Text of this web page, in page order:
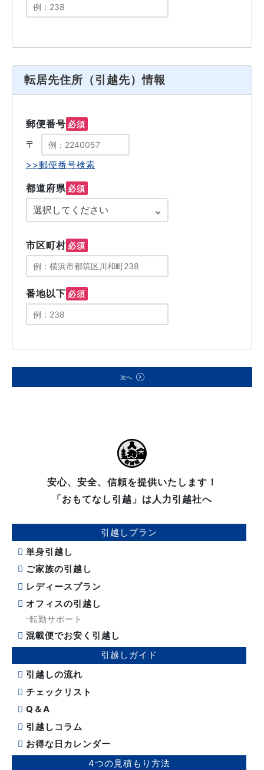
転居先住所（引越先）情報
郵便番号 必須
〒
>>郵便番号検索
都道府県 必須
市区町村 必須
番地以下 必須
次へ
安心、安全、信頼を提供いたします！
「おもてなし引越」は人力引越社へ
引越しプラン
単身引越し
ご家族の引越し
レディースプラン
オフィスの引越し
転勤サポート
混載便でお安く引越し
引越しガイド
引越しの流れ
チェックリスト
Q＆A
引越しコラム
お得な日カレンダー
4つの見積もり方法